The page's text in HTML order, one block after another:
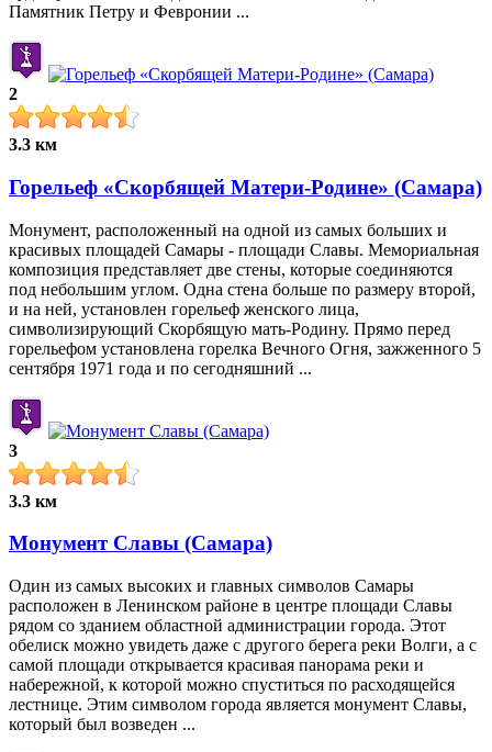
Памятник Петру и Февронии ...
2
3.3 км
Горельеф «Скорбящей Матери-Родине» (Самара)
Монумент, расположенный на одной из самых больших и
красивых площадей Самары - площади Славы. Мемориальная
композиция представляет две стены, которые соединяются
под небольшим углом. Одна стена больше по размеру второй,
и на ней, установлен горельеф женского лица,
символизирующий Скорбящую мать-Родину. Прямо перед
горельефом установлена горелка Вечного Огня, зажженного 5
сентября 1971 года и по сегодняшний ...
3
3.3 км
Монумент Славы (Самара)
Один из самых высоких и главных символов Самары
расположен в Ленинском районе в центре площади Славы
рядом со зданием областной администрации города. Этот
обелиск можно увидеть даже с другого берега реки Волги, а с
самой площади открывается красивая панорама реки и
набережной, к которой можно спуститься по расходящейся
лестнице. Этим символом города является монумент Славы,
который был возведен ...